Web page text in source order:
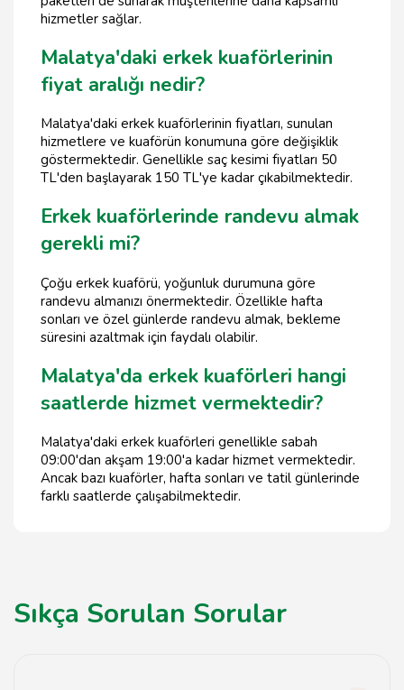
hizmetler sağlar.
Malatya'daki erkek kuaförlerinin
fiyat aralığı nedir?
Malatya'daki erkek kuaförlerinin fiyatları, sunulan
hizmetlere ve kuaförün konumuna göre değişiklik
göstermektedir. Genellikle saç kesimi fiyatları 50
TL'den başlayarak 150 TL'ye kadar çıkabilmektedir.
Erkek kuaförlerinde randevu almak
gerekli mi?
Çoğu erkek kuaförü, yoğunluk durumuna göre
randevu almanızı önermektedir. Özellikle hafta
sonları ve özel günlerde randevu almak, bekleme
süresini azaltmak için faydalı olabilir.
Malatya'da erkek kuaförleri hangi
saatlerde hizmet vermektedir?
Malatya'daki erkek kuaförleri genellikle sabah
09:00'dan akşam 19:00'a kadar hizmet vermektedir.
Ancak bazı kuaförler, hafta sonları ve tatil günlerinde
farklı saatlerde çalışabilmektedir.
Sıkça Sorulan Sorular